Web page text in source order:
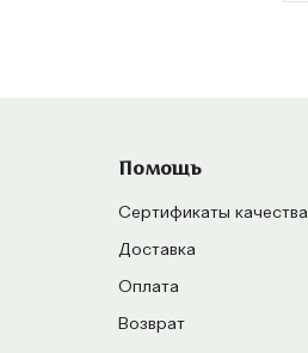
Помощь
Сертификаты качества
Доставка
Оплата
Возврат